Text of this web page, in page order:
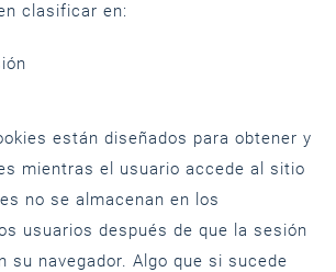
clasificar en:
están diseñados para obtener y
mientras el usuario accede al sitio
no se almacenan en los
usuarios después de que la sesión
su navegador. Algo que si sucede